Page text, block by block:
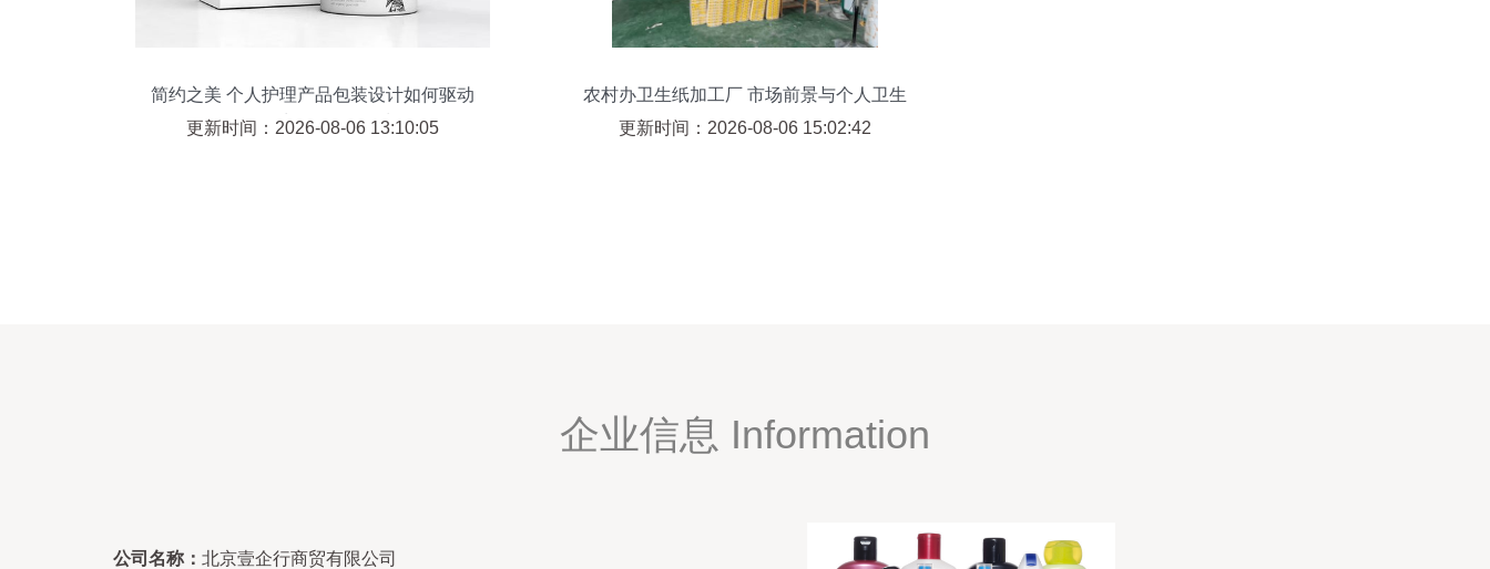
简约之美 个人护理产品包装设计如何驱动
个人卫生用品销售增长
更新时间：2026-08-06 13:10:05
农村办卫生纸加工厂 市场前景与个人卫生
用品销售策略探析
更新时间：2026-08-06 15:02:42
企业信息 Information
公司名称： 北京壹企行商贸有限公司